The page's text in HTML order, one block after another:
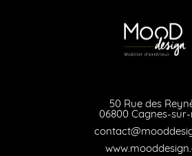
50 Rue des
06800 Cagnes-